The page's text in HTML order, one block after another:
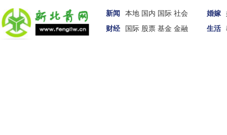
新闻 本地 国内 国际 社会
财经
国际 股票 基金 金融
婚嫁
生活